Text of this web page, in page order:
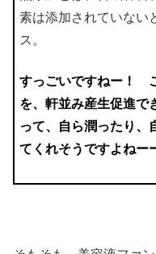
素は添加されていない
ス。
すっごいですねー！
を、軒並み産生促進で
って、自ら潤ったり、
てくれそうですよねー